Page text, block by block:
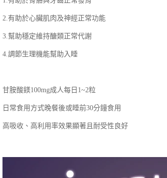
2.有助於心臟肌肉及神經正常功能
3.幫助穩定維持醣類正常代謝
4.調節生理機能幫助入睡
甘胺酸鎂100mg成人每日1~2粒
日常食用方式晚餐後或睡前30分鐘食用
高吸收、高利用率效果顯著且耐受性良好